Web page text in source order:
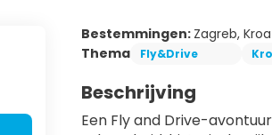
Bestemmingen: Zagreb,
Thema
Fly&Drive
Beschrijving
Een Fly and Drive-